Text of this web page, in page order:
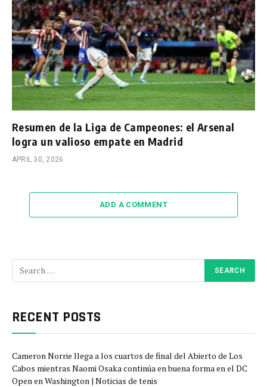
Resumen de la Liga de Campeones: el Arsenal
logra un valioso empate en Madrid
APRIL 30, 2026
ADD A COMMENT
RECENT POSTS
Cameron Norrie llega a los cuartos de final del Abierto de Los
Cabos mientras Naomi Osaka continúa en buena forma en el DC
Open en Washington | Noticias de tenis